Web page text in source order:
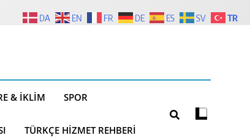
& İKLIM SPOR
TÜRKÇE HIZMET REHBERI
DA EN FR DE ES SV TR